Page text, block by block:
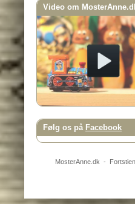
Video om
Følg os på Facebook
MosterAnne.dk -